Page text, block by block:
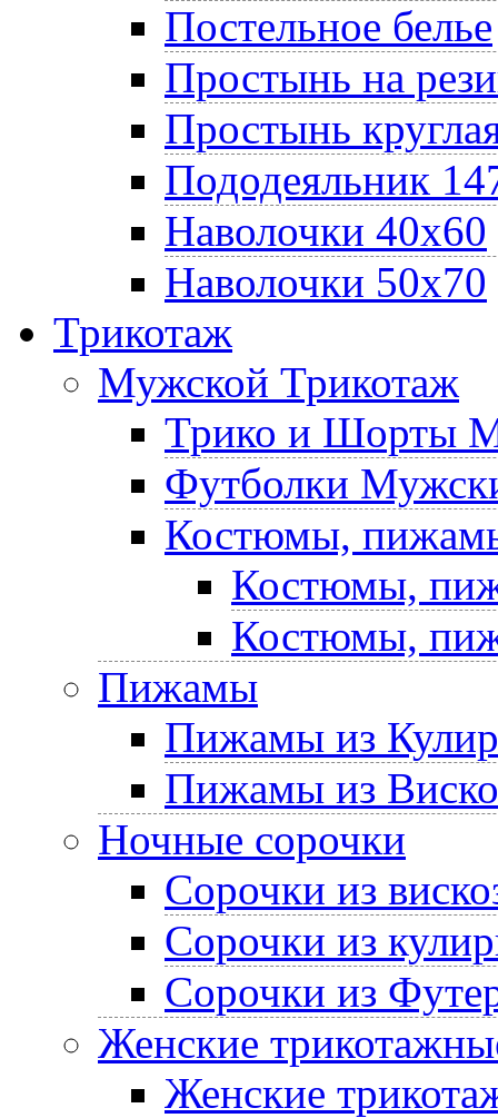
Постельное белье
Простынь на
Простынь
Пододеяльник
Наволочки 40х60
Наволочки 50х70
Трикотаж
Мужской Трикотаж
Трико и Шорты
Футболки
Костюмы,
Костюмы,
Костюмы,
Пижамы
Пижамы из
Пижамы из
Ночные сорочки
Сорочки из
Сорочки из
Сорочки из
Женские
Женские